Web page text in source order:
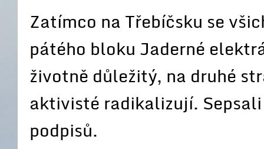
Zatímco na Třebíčsku se
pátého bloku Jaderné
životně důležitý, na druhé
aktivisté radikalizují.
podpisů.